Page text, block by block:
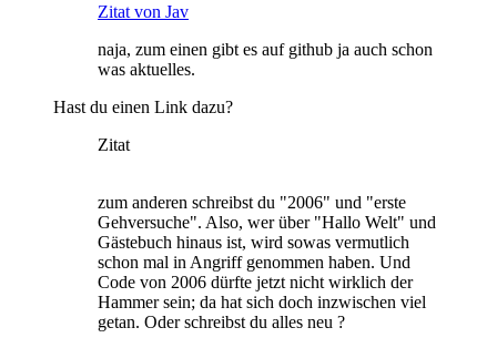
Zitat von Jav
naja, zum einen gibt es auf github ja auch schon
was aktuelles.
Hast du einen Link dazu?
Zitat
zum anderen schreibst du "2006" und "erste
Gehversuche". Also, wer über "Hallo Welt" und
Gästebuch hinaus ist, wird sowas vermutlich
schon mal in Angriff genommen haben. Und
Code von 2006 dürfte jetzt nicht wirklich der
Hammer sein; da hat sich doch inzwischen viel
getan. Oder schreibst du alles neu ?